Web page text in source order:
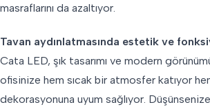
masraflarını da azaltıyor.
Tavan aydınlatmasında estetik ve
Cata LED, şık tasarımı ve modern
ofisinize hem sıcak bir atmosfer katıyor
dekorasyonuna uyum sağlıyor.